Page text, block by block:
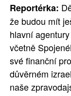
Reportérka:
že budou mít
hlavní
včetně
své finanční
důvěrném
naše